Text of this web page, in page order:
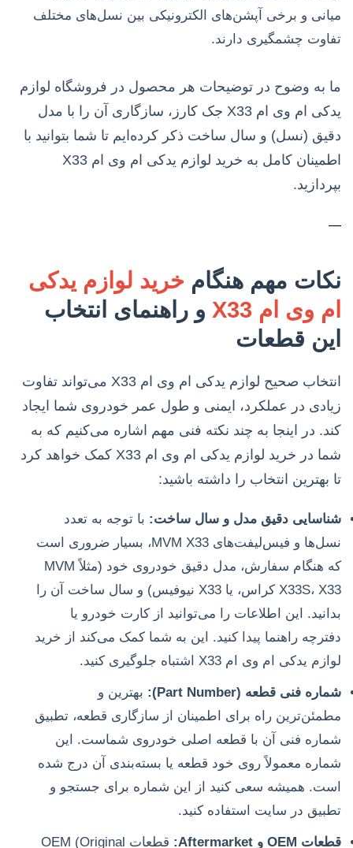
میانی و برخی آپشن‌های الکترونیکی بین نسل‌های مختلف
تفاوت چشمگیری دارند.
ما به وضوح در توضیحات هر محصول در فروشگاه لوازم
یدکی ام وی ام X33 جک کارز، سازگاری آن را با مدل
دقیق (نسل) و سال ساخت ذکر کرده‌ایم تا شما بتوانید با
اطمینان کامل به خرید لوازم یدکی ام وی ام X33
بپردازید.
—
نکات مهم هنگام خرید لوازم یدکی
ام وی ام X33
و راهنمای انتخاب
این قطعات
انتخاب صحیح لوازم یدکی ام وی ام X33 می‌تواند تفاوت
زیادی در عملکرد، ایمنی و طول عمر خودروی شما ایجاد
کند. در اینجا به چند نکته فنی مهم اشاره می‌کنیم که به
شما در خرید لوازم یدکی ام وی ام X33 کمک خواهد کرد
تا بهترین انتخاب را داشته باشید:
شناسایی دقیق مدل و سال ساخت: با توجه به تعدد
نسل‌ها و فیس‌لیفت‌های MVM X33، بسیار ضروری است
که هنگام سفارش، مدل دقیق خودروی خود (مثلاً MVM
X33S، X33 کراس، یا X33 نیوفیس) و سال ساخت آن را
بدانید. این اطلاعات را می‌توانید از کارت خودرو یا
دفترچه راهنما پیدا کنید. این به شما کمک می‌کند از خرید
لوازم یدکی ام وی ام X33 اشتباه جلوگیری کنید.
شماره فنی قطعه (Part Number):
بهترین و
مطمئن‌ترین راه برای اطمینان از سازگاری قطعه، تطبیق
شماره فنی آن با قطعه اصلی خودروی شماست. این
شماره معمولاً روی خود قطعه یا بسته‌بندی آن درج شده
است. همیشه سعی کنید از این شماره برای جستجو و
تطبیق در سایت استفاده کنید.
قطعات OEM و Aftermarket:
قطعات OEM (Original